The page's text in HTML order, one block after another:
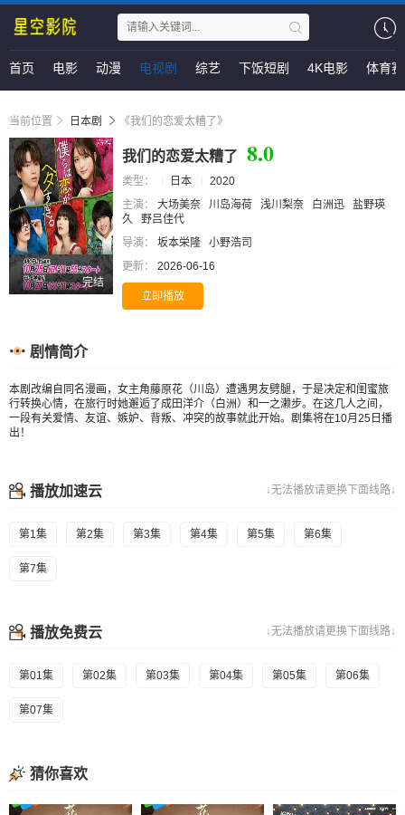
首页 电影 动漫 电视剧 综艺 下饭短剧 4K电影 体育
当前位置 日本剧 《我们的恋爱太糟了》
完结
我们的恋爱太糟了 8.0
类型： 日本
2020
主演：
大场美奈 川岛海荷 浅川梨奈 白洲迅
盐野瑛
久
野吕佳代
导演：
坂本栄隆
小野浩司
更新：
2026-06-16
立即播放
剧情简介
本剧改编自同名漫画，女主角藤原花（川岛）遭遇男友劈腿，于是决定和闺蜜旅
行转换心情，在旅行时她邂逅了成田洋介（白洲）和一之濑步。在这几人之间，
一段有关爱情、友谊、嫉妒、背叛、冲突的故事就此开始。剧集将在10月25日播
出！
↓无法播放请更换下面线路↓
播放加速云
第1集 第2集 第3集 第4集 第5集 第6集
第7集
↓无法播放请更换下面线路↓
播放免费云
第01集 第02集 第03集 第04集 第05集 第06集
第07集
猜你喜欢